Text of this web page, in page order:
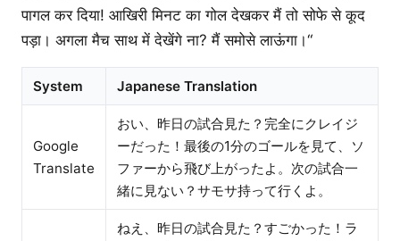
पागल कर दिया! आखिरी मिनट का गोल देखकर मैं तो सोफे से कूद
पड़ा। अगला मैच साथ में देखेंगे ना? मैं समोसे लाऊंगा।“
System Japanese Translation
Google
Translate
おい、昨日の試合見た？完全にクレイジ
ーだった！最後の1分のゴールを見て、ソ
ファーから飛び上がったよ。次の試合一
緒に見ない？サモサ持って行くよ。
ねえ、昨日の試合見た？すごかった！ラ